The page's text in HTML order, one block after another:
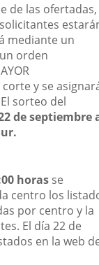
de las
mediante un
orden
corte y se
sorteo del
de septiembre
horas se
centro los
por centro y la
El día 22 de
en la web